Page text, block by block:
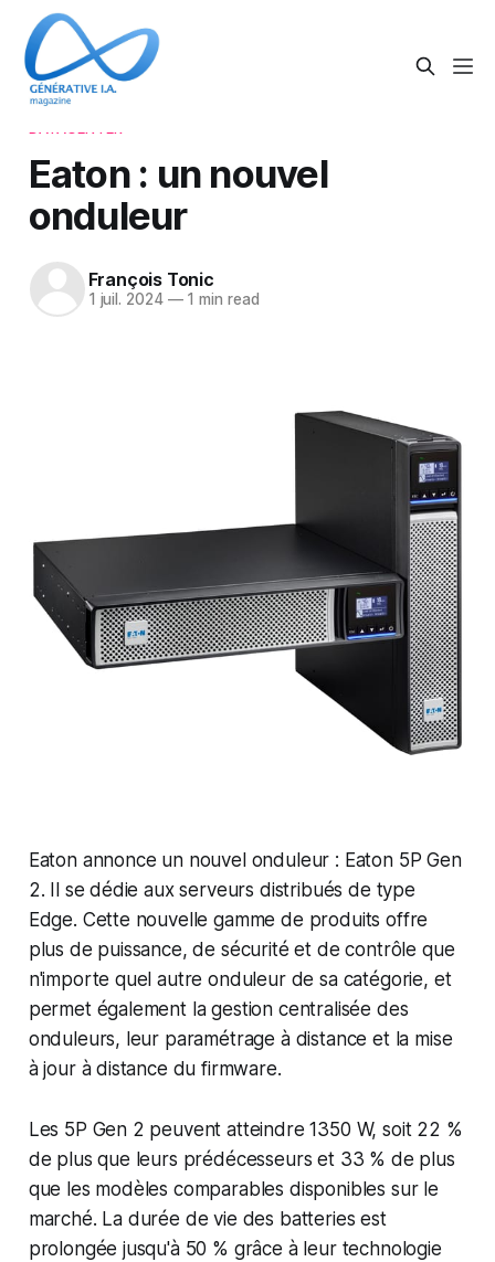
Eaton : un nouvel
onduleur
François Tonic
1 juil. 2024 —1 min read
Eaton annonce un nouvel onduleur : Eaton 5P Gen
2. Il se dédie aux serveurs distribués de type
Edge. Cette nouvelle gamme de produits offre
plus de puissance, de sécurité et de contrôle que
n'importe quel autre onduleur de sa catégorie, et
permet également la gestion centralisée des
onduleurs, leur paramétrage à distance et la mise
à jour à distance du firmware.
Les 5P Gen 2 peuvent atteindre 1350 W, soit 22 %
de plus que leurs prédécesseurs et 33 % de plus
que les modèles comparables disponibles sur le
marché. La durée de vie des batteries est
prolongée jusqu'à 50 % grâce à leur technologie